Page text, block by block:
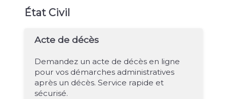
État Civil
Acte de décès
Demandez un acte de décès en ligne
pour vos démarches administratives
après un décès. Service rapide et
sécurisé.